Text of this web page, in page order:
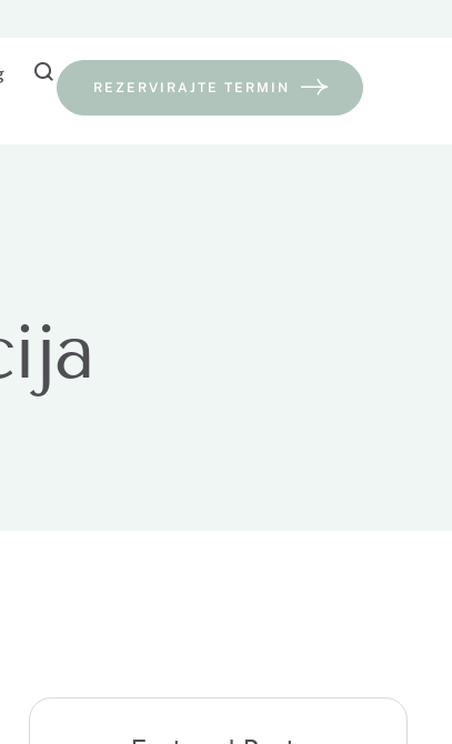
REZERVIRAJTE TERMIN